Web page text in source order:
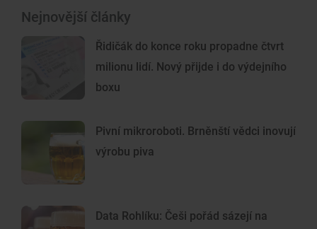
Nejnovější články
Řidičák do konce roku propadne čtvrt
milionu lidí. Nový přijde i do výdejního
boxu
Pivní mikroroboti. Brněnští vědci inovují
výrobu piva
Data Rohlíku: Češi pořád sázejí na